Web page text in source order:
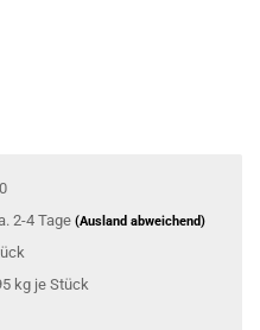
2-4 Tage (Ausland abweichend)
kg je Stück